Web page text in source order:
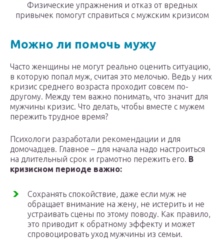
Физические упражнения и отказ от вредных
привычек помогут справиться с мужским кризисом
Можно ли помочь мужу
Часто женщины не могут реально оценить ситуацию,
в которую попал муж, считая это мелочью. Ведь у них
кризис среднего возраста проходит совсем по-
другому. Между тем важно понимать, что значит для
мужчины кризис. Что делать, чтобы вместе с мужем
пережить трудное время?
Психологи разработали рекомендации и для
домочадцев. Главное – для начала надо настроиться
на длительный срок и грамотно пережить его. В
кризисном периоде важно:
Сохранять спокойствие, даже если муж не
обращает внимание на жену, не истерить и не
устраивать сцены по этому поводу. Как правило,
это приводит к обратному эффекту и может
спровоцировать уход мужчины из семьи.